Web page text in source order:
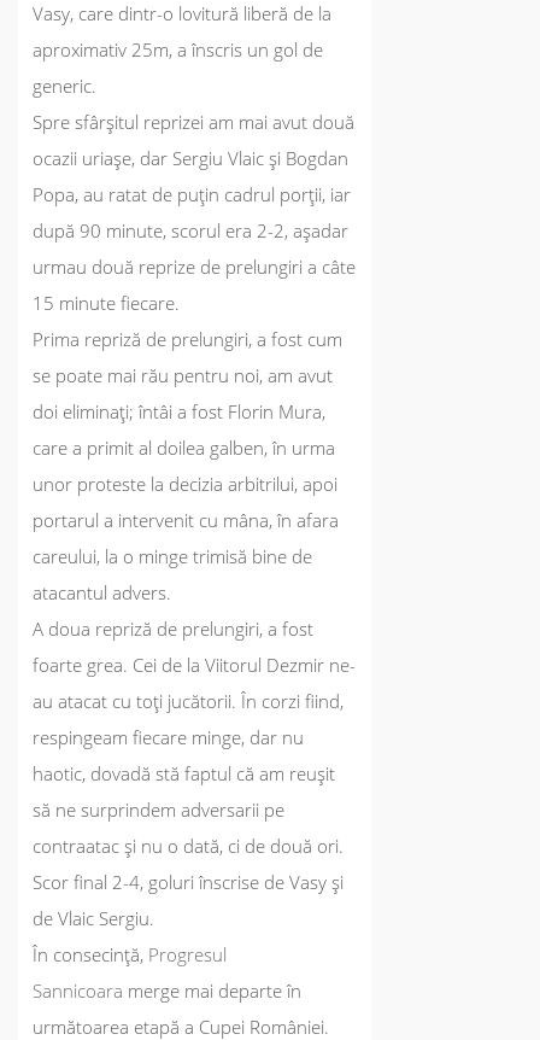
Vasy, care dintr-o lovitură liberă de la
aproximativ 25m, a înscris un gol de
generic.
Spre sfârșitul reprizei am mai avut două
ocazii uriașe, dar Sergiu Vlaic și Bogdan
Popa, au ratat de puțin cadrul porții, iar
după 90 minute, scorul era 2-2, așadar
urmau două reprize de prelungiri a câte
15 minute fiecare.
Prima repriză de prelungiri, a fost cum
se poate mai rău pentru noi, am avut
doi eliminați; întâi a fost Florin Mura,
care a primit al doilea galben, în urma
unor proteste la decizia arbitrilui, apoi
portarul a intervenit cu mâna, în afara
careului, la o minge trimisă bine de
atacantul advers.
A doua repriză de prelungiri, a fost
foarte grea. Cei de la Viitorul Dezmir ne-
au atacat cu toți jucătorii. În corzi fiind,
respingeam fiecare minge, dar nu
haotic, dovadă stă faptul că am reușit
să ne surprindem adversarii pe
contraatac și nu o dată, ci de două ori.
Scor final 2-4, goluri înscrise de Vasy și
de Vlaic Sergiu.
În consecință, Progresul
Sannicoara merge mai departe în
următoarea etapă a Cupei României.